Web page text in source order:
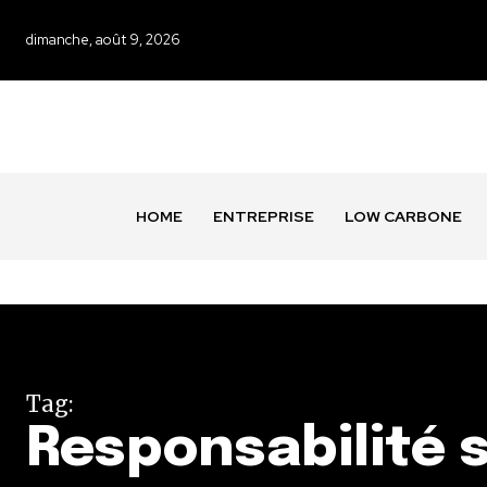
dimanche, août 9, 2026
HOME ENTREPRISE LOW CARBONE
Tag:
Responsabilité